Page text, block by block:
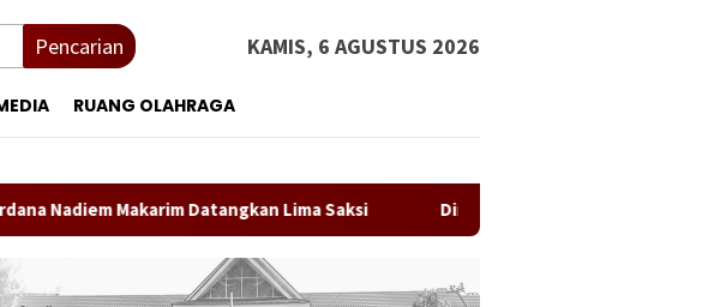
Pencarian KAMIS, 6 AGUSTUS 2026
RUANG OLAHRAGA
Datangkan Lima Saksi Direktur RS IA Moeis Tegaskan Laporan ke